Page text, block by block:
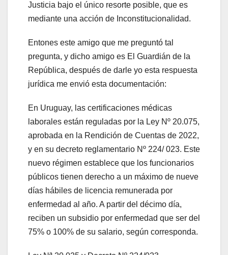
Justicia bajo el único resorte posible, que es
mediante una acción de Inconstitucionalidad.
Entones este amigo que me preguntó tal
pregunta, y dicho amigo es El Guardián de la
República, después de darle yo esta respuesta
jurídica me envió esta documentación:
En Uruguay, las certificaciones médicas
laborales están reguladas por la Ley Nº 20.075,
aprobada en la Rendición de Cuentas de 2022,
y en su decreto reglamentario Nº 224/ 023. Este
nuevo régimen establece que los funcionarios
públicos tienen derecho a un máximo de nueve
días hábiles de licencia remunerada por
enfermedad al año. A partir del décimo día,
reciben un subsidio por enfermedad que ser del
75% o 100% de su salario, según corresponda.